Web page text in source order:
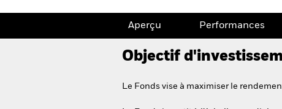
Aperçu Performances
Objectif
Le Fonds vise à maximiser le